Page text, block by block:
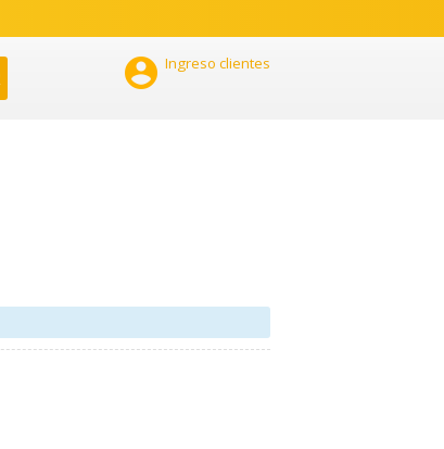
 Ingreso clientes